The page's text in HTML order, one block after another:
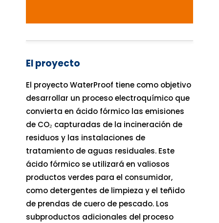
El proyecto
El proyecto WaterProof tiene como objetivo
desarrollar un proceso electroquímico que
convierta en ácido fórmico las emisiones
de CO₂ capturadas de la incineración de
residuos y las instalaciones de
tratamiento de aguas residuales. Este
ácido fórmico se utilizará en valiosos
productos verdes para el consumidor,
como detergentes de limpieza y el teñido
de prendas de cuero de pescado. Los
subproductos adicionales del proceso